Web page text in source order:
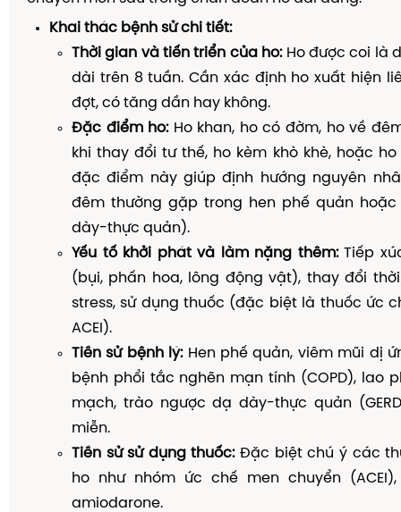
Khai thác bệnh sử chi tiết:
Thời gian và tiến triển của ho:Ho được coi là
dài trên 8 tuần. Cần xác định ho xuất hiện
đợt, có tăng dần hay không.
Đặc điểm ho:Ho khan, ho có đờm, ho về
khi thay đổi tư thế, ho kèm khò khè, hoặc
đặc điểm này giúp định hướng nguyên
đêm thường gặp trong hen phế quản
dày-thực quản).
Yếu tố khởi phát và làm nặng thêm:Tiếp
(bụi, phấn hoa, lông động vật), thay đổi
stress, sử dụng thuốc (đặc biệt là thuốc ức
ACEI).
Tiền sử bệnh lý:Hen phế quản, viêm mũi dị
bệnh phổi tắc nghẽn mạn tính (COPD), lao
mạch, trào ngược dạ dày-thực quản
miễn.
Tiền sử sử dụng thuốc:Đặc biệt chú ý các
ho như nhóm ức chế men chuyển (ACEI),
amiodarone.